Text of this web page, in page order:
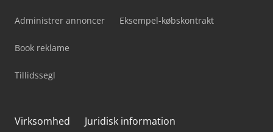
Administrer annoncer
Book reklame
Tillidssegl
Eksempel-købskontrakt
Virksomhed Juridisk information